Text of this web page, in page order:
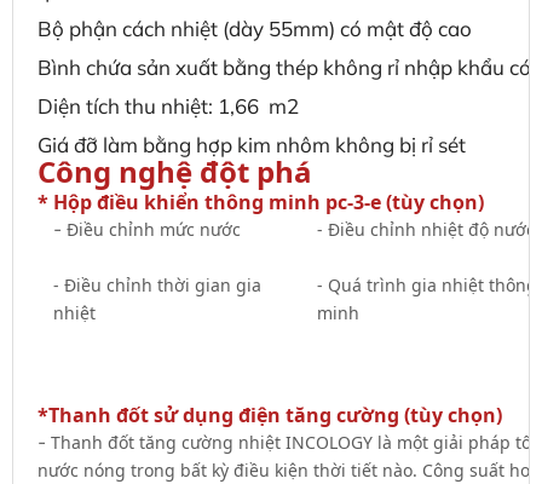
Bộ phận cách nhiệt (dày 55mm) có mật độ cao
Bình chứa sản xuất bằng thép không rỉ nhập khẩu có
Diện tích thu nhiệt: 1,66 m2
Giá đỡ làm bằng hợp kim nhôm không bị rỉ sét
Công nghệ đột phá
* Hộp điều khiển thông minh pc-3-e (tùy chọn)
- Điều chỉnh mức nước - Điều chỉnh nhiệt độ nước
- Điều chỉnh thời gian gia
nhiệt
- Quá trình gia nhiệt thông
minh
*Thanh đốt sử dụng điện tăng cường (tùy chọn)
- Thanh đốt tăng cường nhiệt INCOLOGY là một giải pháp
nước nóng trong bất kỳ điều kiện thời tiết nào. Công suất